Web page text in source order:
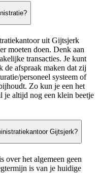
uit Gijtsjerk
moeten doen. Denk aan
transacties. Je kunt
de afspraak maken dat zij
personeel systeem of
Zo kun je een het
je altijd nog een klein beetje
Gijtsjerk?
over het algemeen geen
is van je huidige